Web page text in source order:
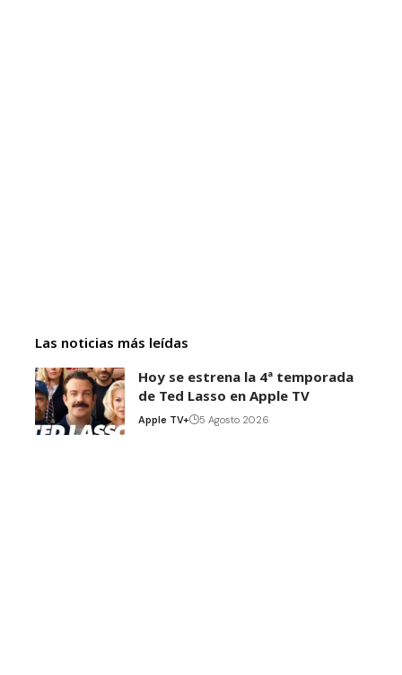
Las noticias más leídas
Hoy se estrena la 4ª temporada
de Ted Lasso en Apple TV
Apple TV+ 5 Agosto 2026